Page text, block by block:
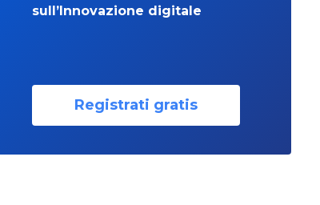
sull’Innovazione digitale
Registrati gratis